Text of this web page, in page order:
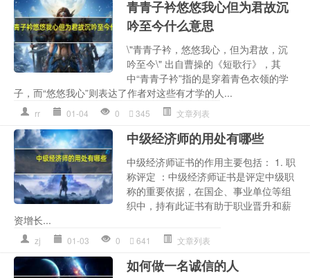
青青子衿悠悠我心但为君故沉
吟至今什么意思
\"青青子衿，悠悠我心，但为君故，沉
吟至今\" 出自曹操的《短歌行》，其
中“青青子衿”指的是穿着青色衣领的学
子，而“悠悠我心”则表达了作者对这些有才学的人...
rr 01-04 0 345 文章列表
中级经济师的用处有哪些
中级经济师证书的作用主要包括： 1. 职
称评定 ：中级经济师证书是评定中级职
称的重要依据，在国企、事业单位等组
织中，持有此证书有助于职业晋升和薪
资增长...
zj 01-03 0 641 文章列表
如何做一名诚信的人